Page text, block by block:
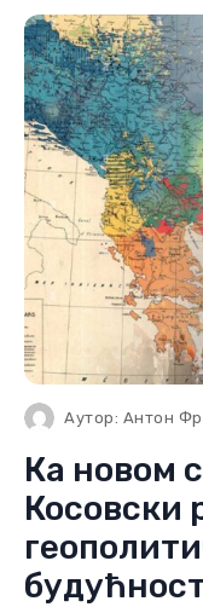
Аутор: Антон
Ка новом
Косовски